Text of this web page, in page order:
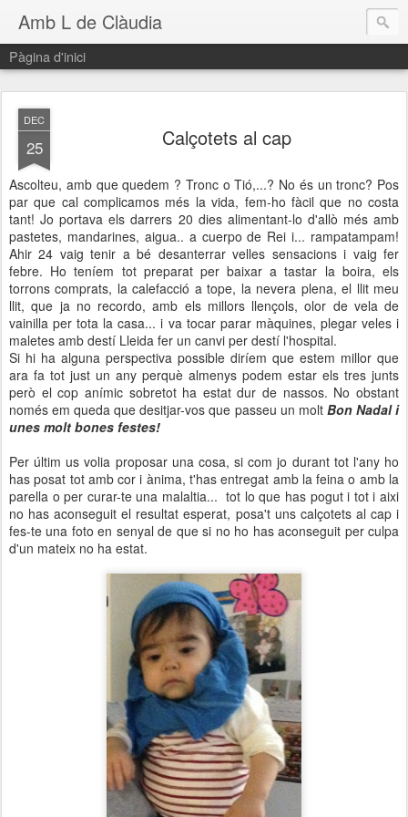
Amb L de Clàudia
Pàgina d'inici
DEC
25 Calçotets al cap
Ascolteu, amb que quedem ? Tronc o Tió,...? No és un tronc? Pos
par que cal complicamos més la vida, fem-ho fàcil que no costa
tant! Jo portava els darrers 20 dies alimentant-lo d'allò més amb
pastetes, mandarines, aigua.. a cuerpo de Rei i... rampatampam!
Ahir 24 vaig tenir a bé desanterrar velles sensacions i vaig fer
febre. Ho teníem tot preparat per baixar a tastar la boira, els
torrons comprats, la calefacció a tope, la nevera plena, el llit meu
llit, que ja no recordo, amb els millors llençols, olor de vela de
vainilla per tota la casa... i va tocar parar màquines, plegar veles i
maletes amb destí Lleida fer un canvi per destí l'hospital.
Si hi ha alguna perspectiva possible diríem que estem millor que
ara fa tot just un any perquè almenys podem estar els tres junts
però el cop anímic sobretot ha estat dur de nassos. No obstant
només em queda que desitjar-vos que passeu un molt Bon Nadal i
unes molt bones festes!
Per últim us volia proposar una cosa, si com jo durant tot l'any ho
has posat tot amb cor i ànima, t'has entregat amb la feina o amb la
parella o per curar-te una malaltia... tot lo que has pogut i tot i aixi
no has aconseguit el resultat esperat, posa't uns calçotets al cap i
fes-te una foto en senyal de que si no ho has aconseguit per culpa
d'un mateix no ha estat.